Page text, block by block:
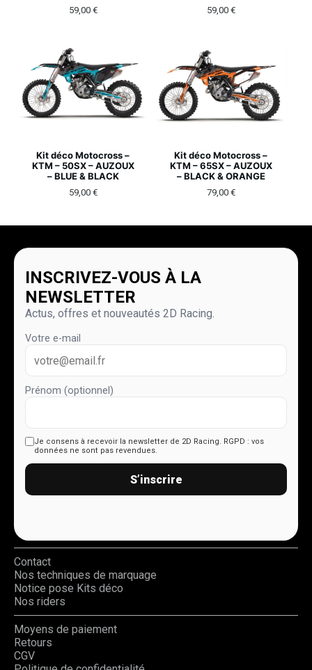
59,00 € 59,00 €
Kit déco Motocross –
KTM – 50SX – AUZOUX
– BLUE & BLACK
59,00 €
Kit déco Motocross –
KTM – 65SX – AUZOUX
– BLACK & ORANGE
79,00 €
INSCRIVEZ-VOUS À LA
NEWSLETTER
Actus, offres et nouveautés 2D Racing.
Votre e-mail
Prénom (optionnel)
Je consens à recevoir la newsletter de 2D Racing. RGPD : vos
données ne sont pas revendues.
S’inscrire
Contact
Nos techniques de marquage
Notice pose Kits déco
Nos riders
Moyens de paiement
Retours
CGV